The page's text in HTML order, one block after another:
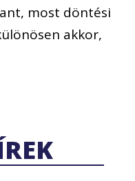
most döntési
akkor,